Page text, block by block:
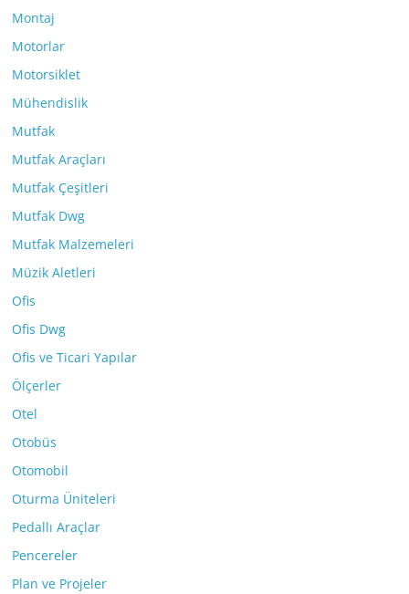
Montaj
Motorlar
Motorsiklet
Mühendislik
Mutfak
Mutfak Araçları
Mutfak Çeşitleri
Mutfak Dwg
Mutfak Malzemeleri
Müzik Aletleri
Ofis
Ofis Dwg
Ofis ve Ticari Yapılar
Ölçerler
Otel
Otobüs
Otomobil
Oturma Üniteleri
Pedallı Araçlar
Pencereler
Plan ve Projeler